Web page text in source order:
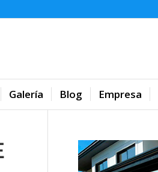
Galería Blog Empresa